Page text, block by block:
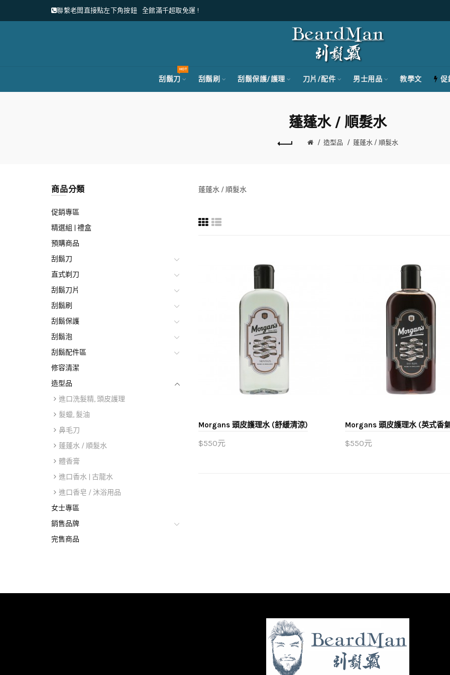
聯繫老闆直接點左下角按鈕 全館滿千超取免運 !
刮鬍刀
HOT
刮鬍刷 刮鬍保護/護理 刀片/配件 男士用品 教學文 促
蓬蓬水 / 順髮水
造型品 蓬蓬水 / 順髮水
商品分類
促銷專區
精選組 | 禮盒
預購商品
刮鬍刀
直式剃刀
刮鬍刀片
刮鬍刷
刮鬍保護
刮鬍泡
刮鬍配件區
修容清潔
造型品
進口洗髮精, 頭皮護理
髮蠟, 髮油
鼻毛刀
蓬蓬水 / 順髮水
體香膏
進口香水 | 古龍水
進口香皂 / 沐浴用品
女士專區
銷售品牌
完售商品
蓬蓬水 / 順髮水
Morgans 頭皮護理水 (舒緩清涼)
$550元
Morgans 頭皮護理水 (英式香
$550元